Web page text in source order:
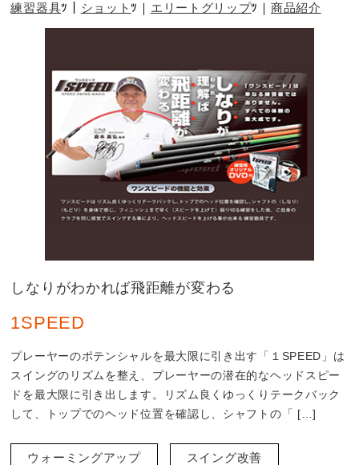
練習器具 ショット エリートグリップ 商品紹介
しなりがわかれば飛距離が変わる
1SPEED
プレーヤーのポテンシャルを最大限に引き出す「１SPEED」は
スイングのリズムを整え、プレーヤーの潜在的なヘッドスピー
ドを最大限に引き出します。リズム良くゆっくりテークバック
して、トップでのヘッド位置を確認し、シャフトの「 […]
ウォーミングアップ スイング改善